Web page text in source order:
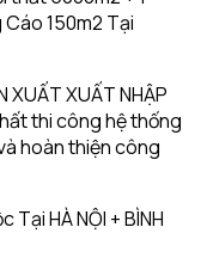
150m2 Tại
XUẤT XUẤT NHẬP
thi công hệ thống
hoàn thiện công
HÀ NỘI + BÌNH